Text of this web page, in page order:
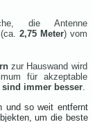
die Antenne
2,75 Meter) vom
zur Hauswand wird
für akzeptable
immer besser
und so weit entfernt
um die beste